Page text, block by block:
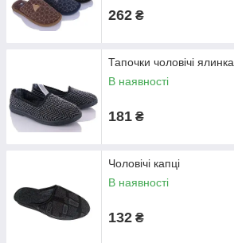
262 ₴
Тапочки чоловічі ялинка
В наявності
181 ₴
Чоловічі капці
В наявності
132 ₴